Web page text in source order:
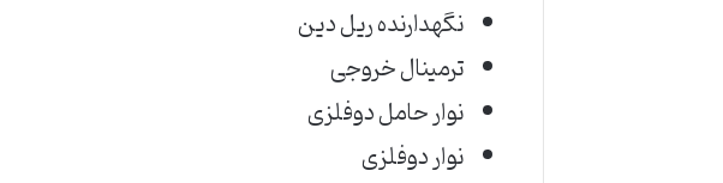
نگهدارنده ریل دین
ترمینال خروجی
نوار حامل دوفلزی
نوار دوفلزی